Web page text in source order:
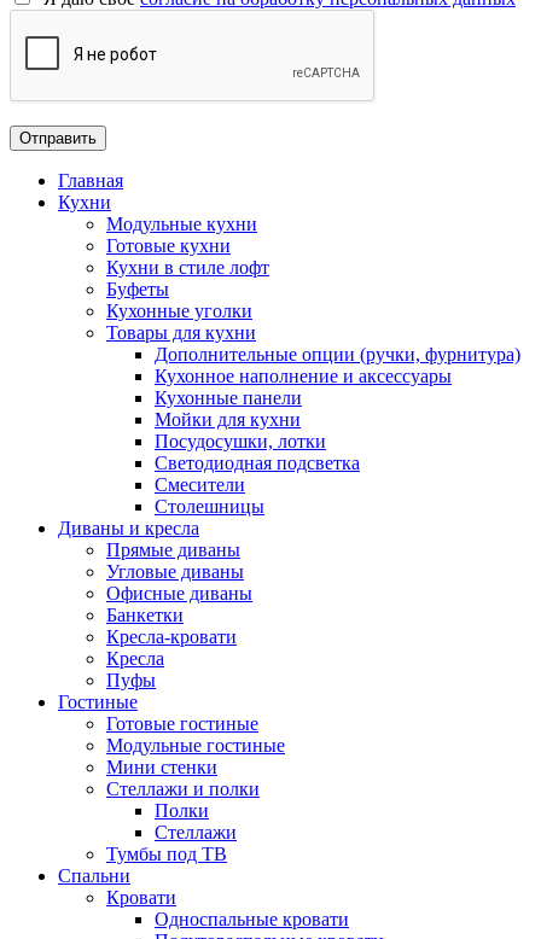
Главная
Кухни
Модульные кухни
Готовые кухни
Кухни в стиле лофт
Буфеты
Кухонные уголки
Товары для кухни
Дополнительные опции (ручки, фурнитура)
Кухонное наполнение и аксессуары
Кухонные панели
Мойки для кухни
Посудосушки, лотки
Светодиодная подсветка
Смесители
Столешницы
Диваны и кресла
Прямые диваны
Угловые диваны
Офисные диваны
Банкетки
Кресла-кровати
Кресла
Пуфы
Гостиные
Готовые гостиные
Модульные гостиные
Мини стенки
Стеллажи и полки
Полки
Стеллажи
Тумбы под ТВ
Спальни
Кровати
Односпальные кровати